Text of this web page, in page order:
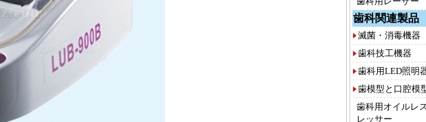
歯科関連製品
滅菌・消毒機器
歯科技工機器
歯科用LED照明
歯模型と口腔模
歯科用オイルレ
レッサー